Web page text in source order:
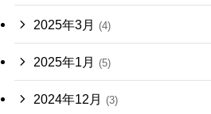
2025年3月 (4)
2025年1月 (5)
2024年12月 (3)